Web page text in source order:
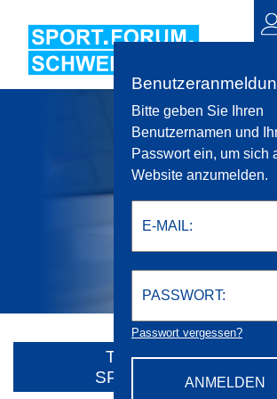
Bitte geben Sie Ihren
Benutzernamen und
Passwort ein, um sich
Website anzumelden.
Passwort vergessen?